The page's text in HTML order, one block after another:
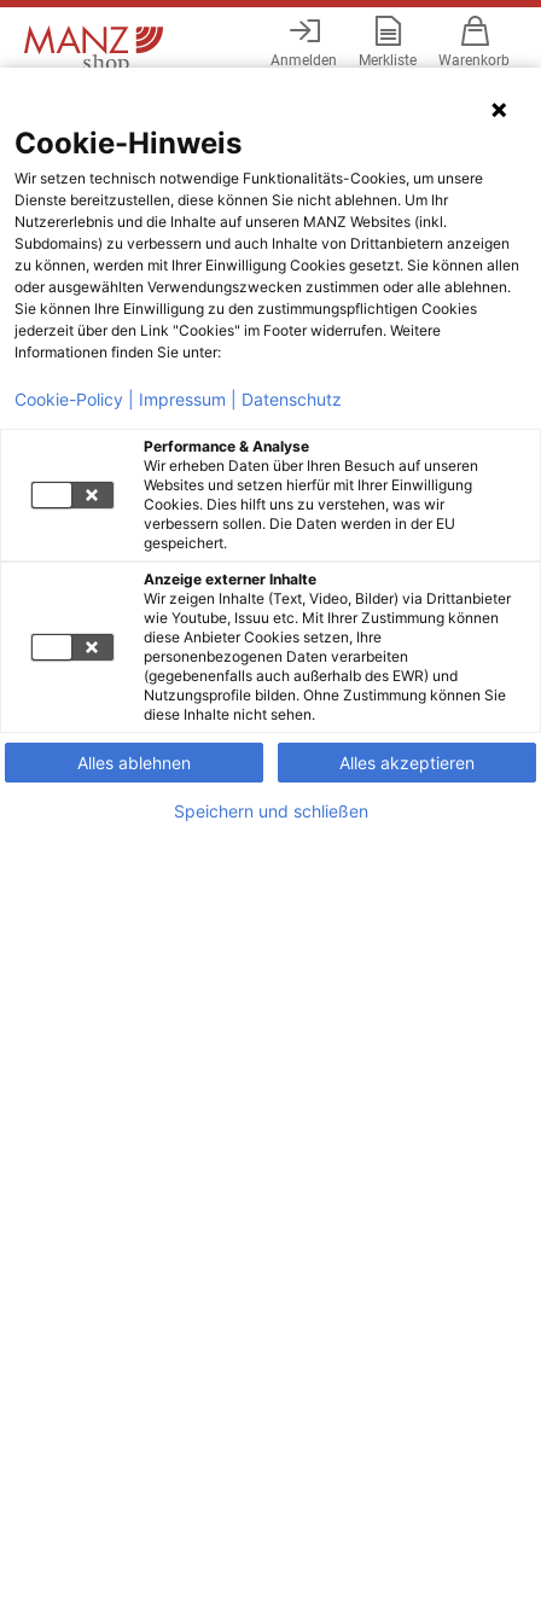
Anmelden Merkliste Warenkorb
Cookie-Hinweis
Wir setzen technisch notwendige Funktionalitäts-Cookies, um unsere
Dienste bereitzustellen, diese können Sie nicht ablehnen. Um Ihr
Nutzererlebnis und die Inhalte auf unseren MANZ Websites (inkl.
Subdomains) zu verbessern und auch Inhalte von Drittanbietern anzeigen
zu können, werden mit Ihrer Einwilligung Cookies gesetzt. Sie können allen
oder ausgewählten Verwendungszwecken zustimmen oder alle ablehnen.
Sie können Ihre Einwilligung zu den zustimmungspflichtigen Cookies
jederzeit über den Link "Cookies" im Footer widerrufen. Weitere
Informationen finden Sie unter:
Cookie-Policy | Impressum | Datenschutz
Performance & Analyse
Wir erheben Daten über Ihren Besuch auf unseren
Websites und setzen hierfür mit Ihrer Einwilligung
Cookies. Dies hilft uns zu verstehen, was wir
verbessern sollen. Die Daten werden in der EU
gespeichert.
Anzeige externer Inhalte
Wir zeigen Inhalte (Text, Video, Bilder) via Drittanbieter
wie Youtube, Issuu etc. Mit Ihrer Zustimmung können
diese Anbieter Cookies setzen, Ihre
personenbezogenen Daten verarbeiten
(gegebenenfalls auch außerhalb des EWR) und
Nutzungsprofile bilden. Ohne Zustimmung können Sie
diese Inhalte nicht sehen.
Alles ablehnen Alles akzeptieren
Speichern und schließen